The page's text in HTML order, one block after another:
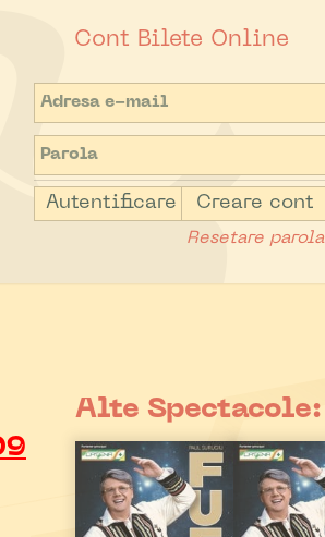
Cont Bilete Online
Autentificare Creare cont
Resetare parola
Alte Spectacole: